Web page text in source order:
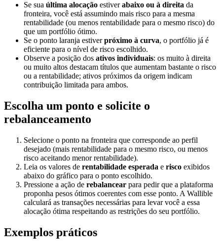
Se sua última alocação estiverabaixo ou à direita da
fronteira, você está assumindo mais risco para a mesma
rentabilidade (ou menos rentabilidade para o mesmo risco) do
que um portfólio ótimo.
Se o ponto laranja estiverpróximo à curva, o portfólio já é
eficiente para o nível de risco escolhido.
Observe a posição dos ativos individuais: os muito à direita
ou muito altos destacam títulos que aumentam bastante o risco
ou a rentabilidade; ativos próximos da origem indicam
contribuição limitada para ambos.
Escolha um ponto e solicite o
rebalanceamento
Selecione o ponto na fronteira que corresponde ao perfil
desejado (mais rentabilidade para o mesmo risco, ou menos
risco aceitando menor rentabilidade).
Leia os valores de rentabilidade esperada e risco exibidos
abaixo do gráfico para o ponto escolhido.
Pressione a ação de rebalancear para pedir que a plataforma
proponha pesos ótimos coerentes com esse ponto. A Wallible
calculará as transações necessárias para levar você a essa
alocação ótima respeitando as restrições do seu portfólio.
Exemplos práticos